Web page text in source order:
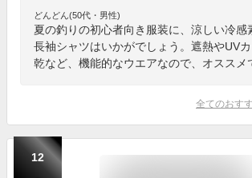
どんどん(50代・男性)
夏の釣りの初心者向き服装に、涼しい冷感
長袖シャツはいかがでしょう。遮熱やUV
乾など、機能的なウエアなので、オススメ
全てのおす
12